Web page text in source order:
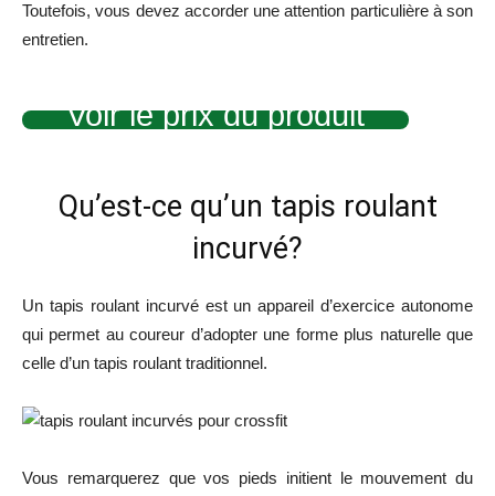
Toutefois, vous devez accorder une attention particulière à son
entretien.
Voir le prix du produit
Qu’est-ce qu’un tapis roulant
incurvé?
Un tapis roulant incurvé est un appareil d’exercice autonome
qui permet au coureur d’adopter une forme plus naturelle que
celle d’un tapis roulant traditionnel.
Vous remarquerez que vos pieds initient le mouvement du